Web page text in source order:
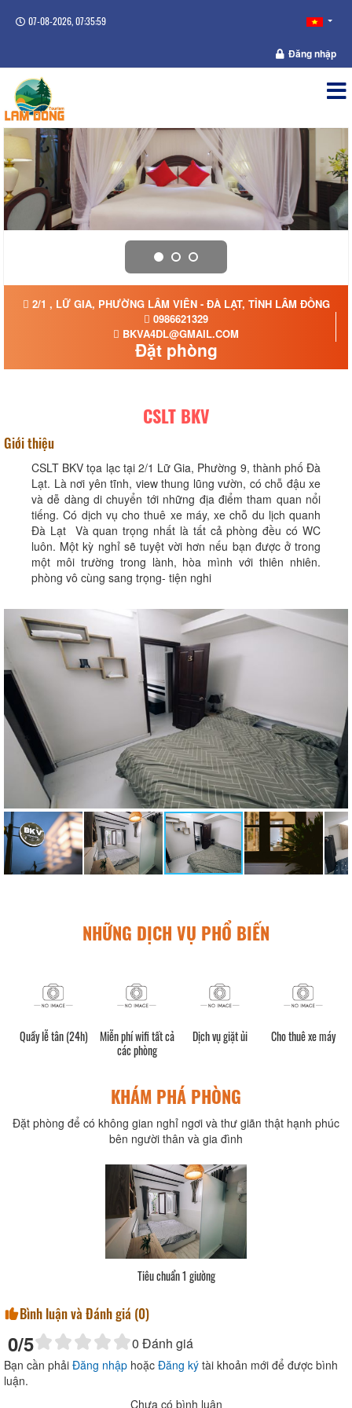
07-08-2026, 07:36:00
Đăng nhập
2/1 , LỮ GIA, PHƯỜNG LÂM VIÊN - ĐÀ LẠT, TỈNH LÂM ĐỒNG
0986621329
BKVA4DL@GMAIL.COM
Đặt phòng
CSLT BKV
Giới thiệu
CSLT BKV tọa lạc tại 2/1 Lữ Gia, Phường 9, thành phố Đà
Lạt. Là nơi yên tĩnh, view thung lũng vườn, có chỗ đậu xe
và dễ dàng di chuyển tới những địa điểm tham quan nổi
tiếng. Có dịch vụ cho thuê xe máy, xe chỗ du lịch quanh
Đà Lạt Và quan trọng nhất là tất cả phòng đều có WC
luôn. Một kỳ nghỉ sẽ tuyệt vời hơn nếu bạn được ở trong
một môi trường trong lành, hòa mình với thiên nhiên.
phòng vô cùng sang trọng- tiện nghi
NHỮNG DỊCH VỤ PHỔ BIẾN
Quầy lễ tân (24h)
Miễn phí wifi tất cả
các phòng
Dịch vụ giặt ủi Cho thuê xe máy
KHÁM PHÁ PHÒNG
Đặt phòng để có không gian nghỉ ngơi và thư giãn thật hạnh phúc
bên người thân và gia đình
Tiêu chuẩn 1 giường
Bình luận và Đánh giá (0)
0/5 0 Đánh giá
Bạn cần phải Đăng nhập hoặc Đăng ký tài khoản mới để được bình
luận.
Chưa có bình luận